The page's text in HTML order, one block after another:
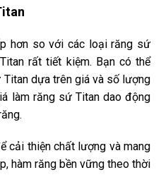
hơn so với các loại răng sứ
rất tiết kiệm. Bạn có thể
dựa trên giá và số lượng
làm răng sứ Titan dao động
cải thiện chất lượng và mang
hàm răng bền vững theo thời